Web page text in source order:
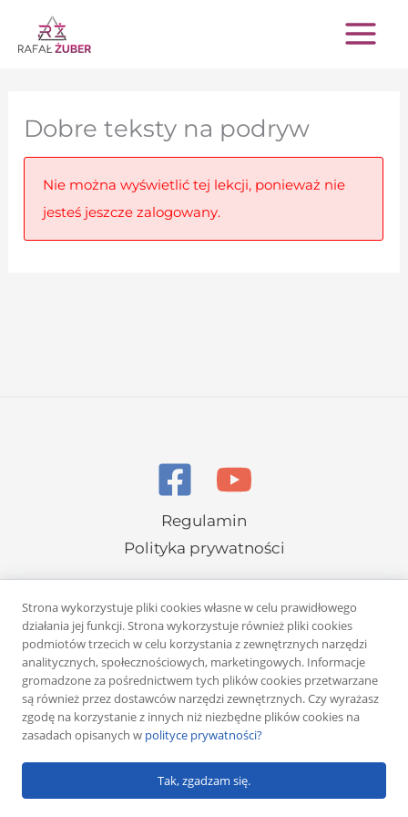
Przejdź
do
Dobre teksty na podryw
Nie można wyświetlić tej lekcji, ponieważ nie
jesteś jeszcze zalogowany.
Regulamin
Polityka prywatności
Copyright © 2026 Rafał Żuber
Powered byKlub eMarketera
Strona wykorzystuje pliki cookies własne w celu prawidłowego
działania jej funkcji. Strona wykorzystuje również pliki cookies
podmiotów trzecich w celu korzystania z zewnętrznych narzędzi
analitycznych, społecznościowych, marketingowych. Informacje
gromadzone za pośrednictwem tych plików cookies przetwarzane
są również przez dostawców narzędzi zewnętrznych. Czy wyrażasz
zgodę na korzystanie z innych niż niezbędne plików cookies na
zasadach opisanych w polityce prywatności?
Tak, zgadzam się.